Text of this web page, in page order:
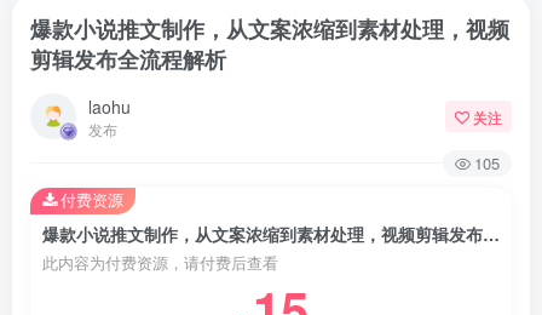
爆款小说推文制作，从文案浓缩到素材处理，视频
剪辑发布全流程解析
laohu
发布
关注
105
爆款小说推文制作，从文案浓缩到素材处理，视频剪辑发布全流程解析
此内容为付费资源，请付费后查看
付费资源